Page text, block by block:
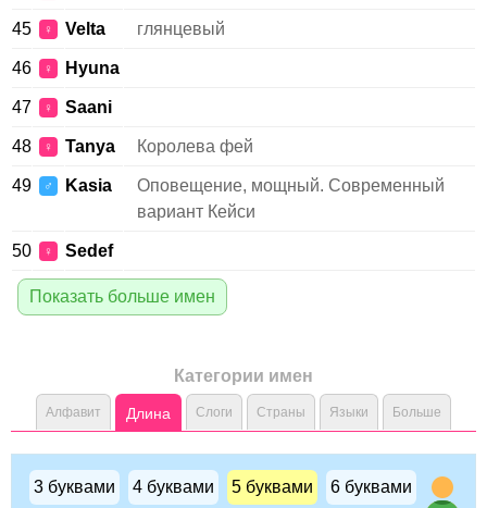
45 ♀ Velta глянцевый
46 ♀ Hyuna
47 ♀ Saani
48 ♀ Tanya Королева фей
49 ♂ Kasia
Оповещение, мощный. Современный
вариант Кейси
50 ♀ Sedef
Показать больше имен
Категории имен
Алфавит Длина Слоги Страны Языки Больше
3 буквами 4 буквами 5 буквами 6 буквами